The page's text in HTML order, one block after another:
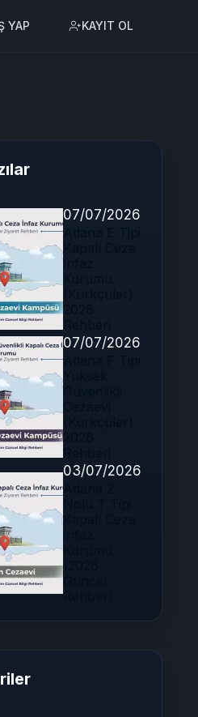
YAP KAYIT OL
07/07/2026
07/07/2026
03/07/2026